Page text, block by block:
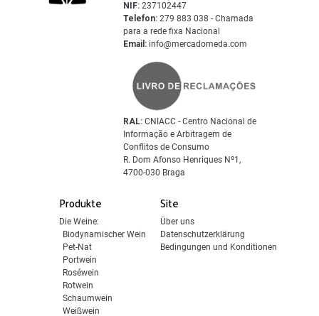
Produkte
Die Weine:
Biodynamischer Wein
Pet-Nat
Portwein
Roséwein
Rotwein
Schaumwein
Weißwein
Site
Über uns
Datenschutzerklärung
Bedingungen und Konditionen
NIF: 237102447
Telefon: 279 883 038 - Chamada
para a rede fixa Nacional
Email: info@mercadomeda.com
RAL: CNIACC - Centro Nacional de
Informação e Arbitragem de
Conflitos de Consumo
R. Dom Afonso Henriques Nº1,
4700-030 Braga